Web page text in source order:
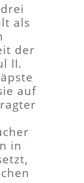
als
der
II.
auf
in